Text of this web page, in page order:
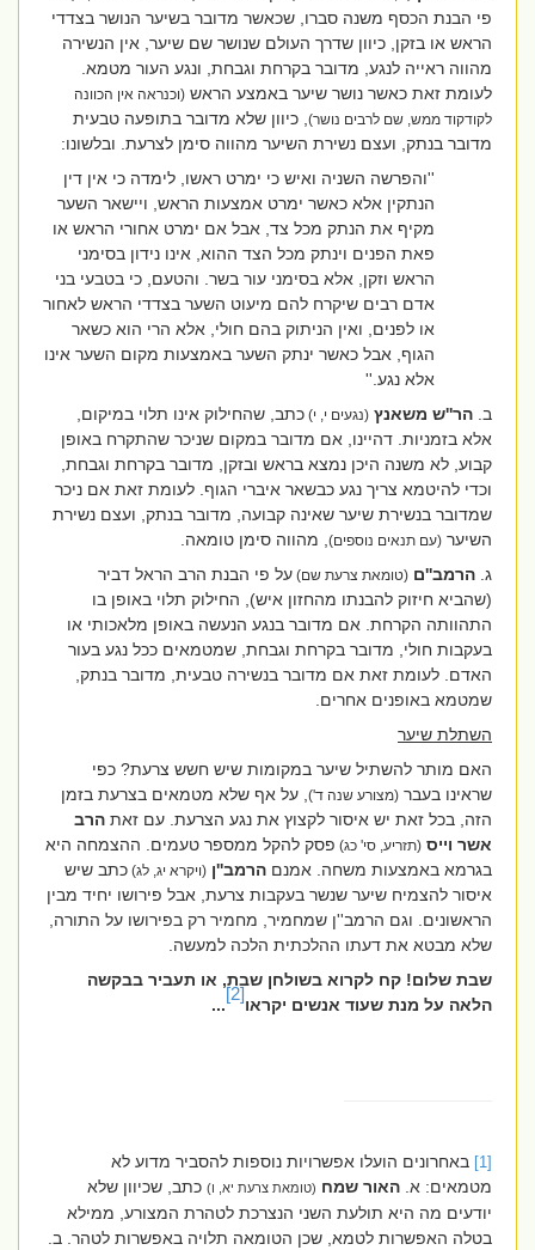
פי הבנת הכסף משנה סברו, שכאשר מדובר בשיער הנושר בצדדי
הראש או בזקן, כיוון שדרך העולם שנושר שם שיער, אין הנשירה
מהווה ראייה לנגע, מדובר בקרחת וגבחת, ונגע העור מטמא.
לעומת זאת כאשר נושר שיער באמצע הראש(וכנראה אין הכוונה
לקודקוד ממש, שם לרבים נושר), כיוון שלא מדובר בתופעה טבעית
מדובר בנתק, ועצם נשירת השיער מהווה סימן לצרעת. ובלשונו:
''והפרשה השניה ואיש כי ימרט ראשו, לימדה כי אין דין
הנתקין אלא כאשר ימרט אמצעות הראש, ויישאר השער
מקיף את הנתק מכל צד, אבל אם ימרט אחורי הראש או
פאת הפנים וינתק מכל הצד ההוא, אינו נידון בסימני
הראש וזקן, אלא בסימני עור בשר. והטעם, כי בטבעי בני
אדם רבים שיקרח להם מיעוט השער בצדדי הראש לאחור
או לפנים, ואין הניתוק בהם חולי, אלא הרי הוא כשאר
הגוף, אבל כאשר ינתק השער באמצעות מקום השער אינו
אלא נגע.''
ב.הר''ש משאנץ(נגעים י, י) כתב, שהחילוק אינו תלוי במיקום,
אלא בזמניות. דהיינו, אם מדובר במקום שניכר שהתקרח באופן
קבוע, לא משנה היכן נמצא בראש ובזקן, מדובר בקרחת וגבחת,
וכדי להיטמא צריך נגע כבשאר איברי הגוף. לעומת זאת אם ניכר
שמדובר בנשירת שיער שאינה קבועה, מדובר בנתק, ועצם נשירת
השיער(עם תנאים נוספים), מהווה סימן טומאה.
הרמב''ם (טומאת צרעת שם)על פי הבנת הרב הראל דביר
(שהביא חיזוק להבנתו מהחזון איש), החילוק תלוי באופן בו
התהוותה הקרחת. אם מדובר בנגע הנעשה באופן מלאכותי או
בעקבות חולי, מדובר בקרחת וגבחת, שמטמאים ככל נגע בעור
האדם. לעומת זאת אם מדובר בנשירה טבעית, מדובר בנתק,
שמטמא באופנים אחרים.
השתלת שיער
האם מותר להשתיל שיער במקומות שיש חשש צרעת? כפי
שראינו בעבר(מצורע שנה ד') , על אף שלא מטמאים בצרעת בזמן
הזה, בכל זאת יש איסור לקצוץ את נגע הצרעת. עם זאת הרב
אשר וייס (תזריע, סי' כג)פסק להקל ממספר טעמים. ההצמחה היא
בגרמא באמצעות משחה. אמנםהרמב''ן (ויקרא יג, לג)כתב שיש
איסור להצמיח שיער שנשר בעקבות צרעת, אבל פירושו יחיד מבין
הראשונים. וגם הרמב''ן שמחמיר, מחמיר רק בפירושו על התורה,
שלא מבטא את דעתו ההלכתית הלכה למעשה.
שבת שלום! קח לקרוא בשולחן שבת, או תעביר בבקשה
הלאה על מנת שעוד אנשים יקראו
...
באחרונים הועלו אפשרויות נוספות להסביר מדוע לא
מטמאים: א. האור שמח (טומאת צרעת יא, ו)כתב, שכיוון שלא
יודעים מה היא תולעת השני הנצרכת לטהרת המצורע, ממילא
בטלה האפשרות לטמא, שכן הטומאה תלויה באפשרות לטהר. ב.